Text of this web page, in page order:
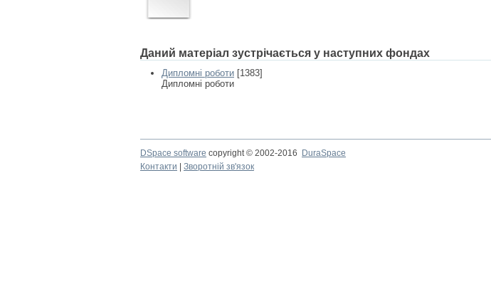
Даний матеріал зустрічається у наступних фондах
Дипломні роботи [1383]
Дипломні роботи
DSpace software copyright © 2002-2016 DuraSpace
Контакти
Зворотній зв'язок